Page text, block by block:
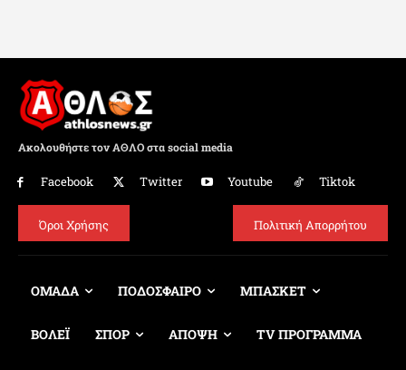
Ακολουθήστε τον ΑΘΛΟ στα social media
Facebook Twitter Youtube Tiktok
Όροι Χρήσης Πολιτική Απορρήτου
ΟΜΑΔΑ ΠΟΔΟΣΦΑΙΡΟ ΜΠΑΣΚΕΤ
ΒΟΛΕΪ ΣΠΟΡ ΑΠΟΨΗ TV ΠΡΟΓΡΑΜΜΑ